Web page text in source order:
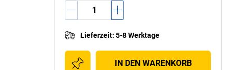
Lieferzeit: 5-8 Werktage
IN DEN WARENKORB